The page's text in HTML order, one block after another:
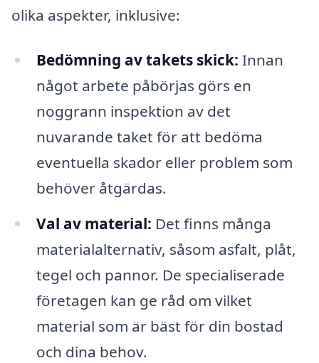
olika aspekter, inklusive:
Bedömning av takets skick: Innan
något arbete påbörjas görs en
noggrann inspektion av det
nuvarande taket för att bedöma
eventuella skador eller problem som
behöver åtgärdas.
Val av material: Det finns många
materialalternativ, såsom asfalt, plåt,
tegel och pannor. De specialiserade
företagen kan ge råd om vilket
material som är bäst för din bostad
och dina behov.